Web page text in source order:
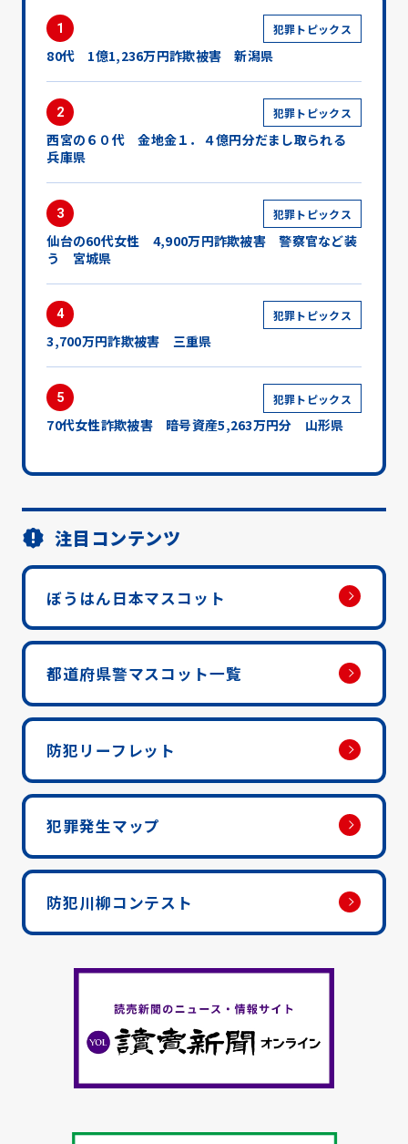
1 犯罪トピックス
80代 1億1,236万円詐欺被害 新潟県
2 犯罪トピックス
西宮の６０代 金地金１．４億円分だまし取られる
兵庫県
3 犯罪トピックス
仙台の60代女性 4,900万円詐欺被害 警察官など装
う 宮城県
4 犯罪トピックス
3,700万円詐欺被害 三重県
5 犯罪トピックス
70代女性詐欺被害 暗号資産5,263万円分 山形県
注目コンテンツ
ぼうはん日本マスコット
都道府県警マスコット一覧
防犯リーフレット
犯罪発生マップ
防犯川柳コンテスト